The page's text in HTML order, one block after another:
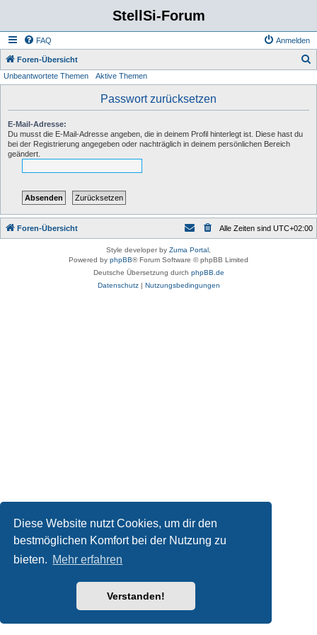
Diese Website nutzt Cookies, um dir den
bestmöglichen Komfort bei der Nutzung zu
bieten. Mehr erfahren
Verstanden!
StellSi-Forum
FAQ Anmelden
Foren-Übersicht
Unbeantwortete Themen Aktive Themen
Passwort zurücksetzen
E-Mail-Adresse:
Du musst die E-Mail-Adresse angeben, die in deinem Profil hinterlegt ist. Diese hast du
bei der Registrierung angegeben oder nachträglich in deinem persönlichen Bereich
geändert.
Foren-Übersicht Alle Zeiten sind UTC+02:00
Style developer by Zuma Portal
Powered by phpBB® Forum Software © phpBB Limited
Deutsche Übersetzung durch phpBB.de
Datenschutz| Nutzungsbedingungen